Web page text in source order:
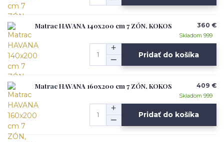
Matrac HAVANA 140x200 cm 7 ZÓN, KOKOS 360 €
Skladom 999
Pridať do košíka
Matrac HAVANA 160x200 cm 7 ZÓN, KOKOS 409 €
Skladom 999
Pridať do košíka